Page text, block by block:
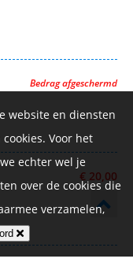
Bedrag afgeschermd
€ 20,00
website en diensten
Voor het
echter wel je
over de cookies die
verzamelen,